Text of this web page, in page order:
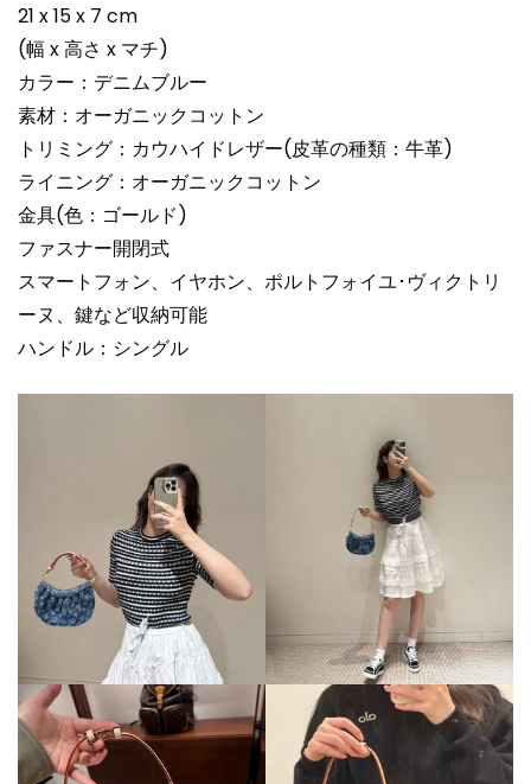
21 x 15 x 7 cm
(幅 x 高さ x マチ)
カラー：デニムブルー
素材：オーガニックコットン
トリミング：カウハイドレザー(皮革の種類：牛革)
ライニング：オーガニックコットン
金具(色：ゴールド)
ファスナー開閉式
スマートフォン、イヤホン、ポルトフォイユ･ヴィクトリ
ーヌ、鍵など収納可能
ハンドル：シングル